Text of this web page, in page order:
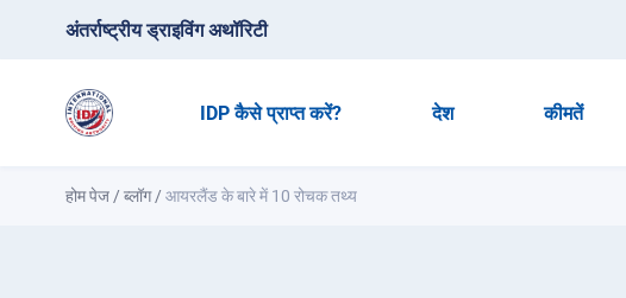
अंतर्राष्ट्रीय ड्राइविंग अथॉरिटी
IDP कैसे प्राप्त करें? देश कीमतें
होम पेज /ब्लॉग/आयरलैंड के बारे में 10 रोचक तथ्य